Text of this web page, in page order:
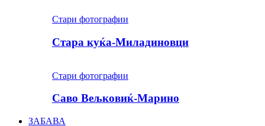
Стари фотографии
Стара куќа-Миладиновци
Стари фотографии
Саво Вељковиќ-Марино
ЗАБАВА